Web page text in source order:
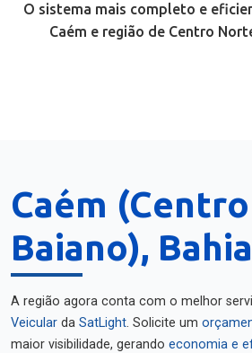
O sistema mais completo e
Caém e região de Centro
Caém
Baiano), Bahia
A região agora conta com o melhor
Veicular da SatLight. Solicite um
maior visibilidade, gerando economia e